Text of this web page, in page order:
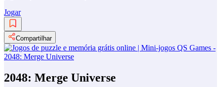
Jogar
Compartilhar
2048: Merge Universe